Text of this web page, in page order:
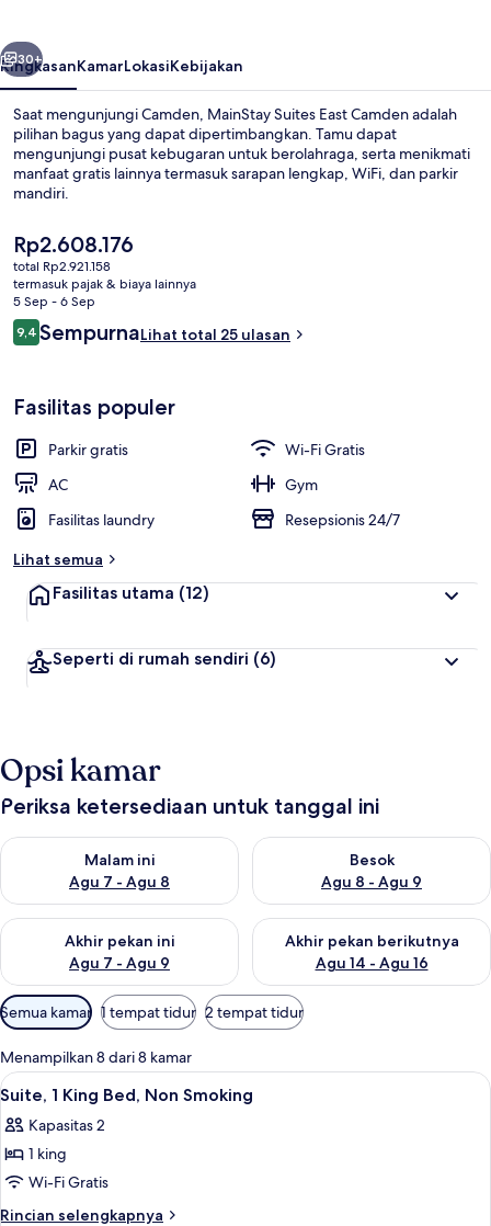
Berikutnya
30+
RingkasanKamarLokasiKebijakan
Saat mengunjungi Camden, MainStay Suites East Camden adalah
pilihan bagus yang dapat dipertimbangkan. Tamu dapat
mengunjungi pusat kebugaran untuk berolahraga, serta menikmati
manfaat gratis lainnya termasuk sarapan lengkap, WiFi, dan parkir
mandiri.
Harga
saat
ini
Rp2.608.176
Rp2.608.176
total Rp2.921.158
termasuk pajak & biaya lainnya
5 Sep - 6 Sep
Ulasan
9,49,4 dari 10
SempurnaLihat total 25 ulasan
Fasilitas populer
Parkir gratis
Wi-Fi Gratis
AC
Gym
Fasilitas laundry
Resepsionis 24/7
Lihat semua
Fasilitas utama (12)
Seperti di rumah sendiri (6)
Opsi kamar
Periksa ketersediaan untuk tanggal ini
Malam ini
Agu 7 - Agu 8
Periksa ketersediaan untuk malam ini Agu 7 - Agu 8
Besok
Agu 8 - Agu 9
Periksa ketersediaan untuk
Akhir pekan ini
Agu 7 - Agu 9
Periksa ketersediaan untuk akhir pekan ini Agu 7 - Agu 9
Akhir pekan berikutnya
Agu 14 - Agu 16
Periksa ketersediaan untuk
Filter
tersedia
untuk
kamar
Semua kamar 1 tempat tidur 2 tempat tidur
Menampilkan 8 dari 8 kamar
Lihat
semua
foto
untuk
Suite,
1
Setrika/meja setrika, Wi-Fi gratis, dan
6
Suite, 1 King Bed, Non Smoking
Kapasitas 2
1 king
Wi-Fi Gratis
Rincian selengkapnya
Rincian